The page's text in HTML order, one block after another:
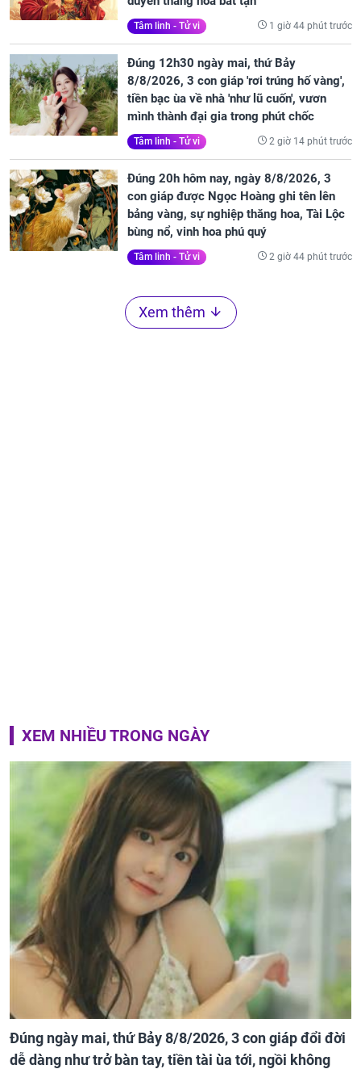
Tâm linh - Tử vi 1 giờ 44 phút trước
Đúng 12h30 ngày mai, thứ Bảy
8/8/2026, 3 con giáp 'rơi trúng hố vàng',
tiền bạc ùa về nhà 'như lũ cuốn', vươn
mình thành đại gia trong phút chốc
Tâm linh - Tử vi 2 giờ 14 phút trước
Đúng 20h hôm nay, ngày 8/8/2026, 3
con giáp được Ngọc Hoàng ghi tên lên
bảng vàng, sự nghiệp thăng hoa, Tài Lộc
bùng nổ, vinh hoa phú quý
Tâm linh - Tử vi 2 giờ 44 phút trước
Xem thêm
XEM NHIỀU TRONG NGÀY
Đúng ngày mai, thứ Bảy 8/8/2026, 3 con giáp đổi đời
dễ dàng như trở bàn tay, tiền tài ùa tới, ngồi không